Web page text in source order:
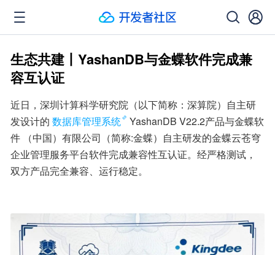
生态共建丨YashanDB与金蝶软件完成兼
容互认证
近日，深圳计算科学研究院（以下简称：深算院）自主研
发设计的 数据库管理系统
YashanDB V22.2产品与金蝶软
件 （中国）有限公司（简称:金蝶）自主研发的金蝶云苍穹
企业管理服务平台软件完成兼容性互认证。经严格测试，
双方产品完全兼容、运行稳定。